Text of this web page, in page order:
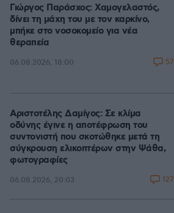
Γιώργος Παράσχος: Χαμογελαστός,
δίνει τη μάχη του με τον καρκίνο,
μπήκε στο νοσοκομείο για νέα
θεραπεία
06.08.2026, 18:00 57
Αριστοτέλης Δαμίγος: Σε κλίμα
οδύνης έγινε η αποτέφρωση του
συντονιστή που σκοτώθηκε μετά τη
σύγκρουση ελικοπτέρων στην Ψάθα,
φωτογραφίες
06.08.2026, 20:03 127